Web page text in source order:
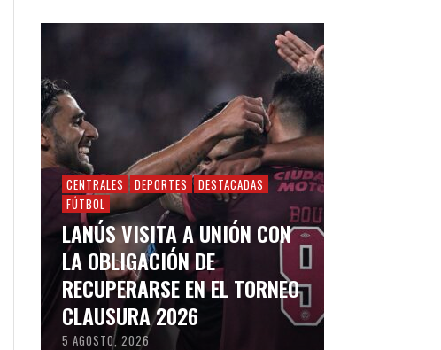
CENTRALES DEPORTES
DESTACADAS
FÚTBOL
LANÚS VISITA A UNIÓN CON
LA OBLIGACIÓN DE
RECUPERARSE EN EL TORNEO
CLAUSURA 2026
5 AGOSTO, 2026